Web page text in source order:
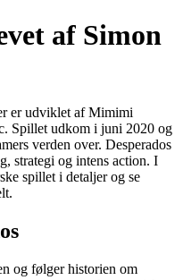
af Simon
er udviklet af Mimimi
Spillet udkom i juni 2020 og
verden over. Desperados
strategi og intens action. I
spillet i detaljer og se
og følger historien om